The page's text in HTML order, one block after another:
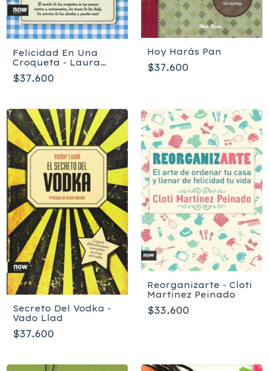
Felicidad En Una
Croqueta - Laura
Conde
$37.600
Hoy Harás Pan
$37.600
Secreto Del Vodka -
Vado Llad
$37.600
Reorganizarte - Cloti
Martinez Peinado
$33.600